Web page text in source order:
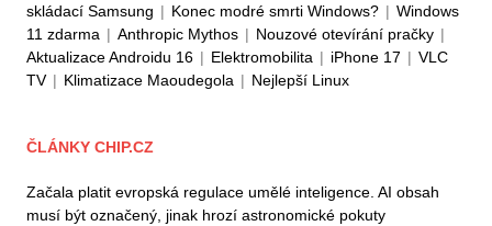
skládací Samsung | Konec modré smrti Windows? | Windows
11 zdarma | Anthropic Mythos | Nouzové otevírání pračky |
Aktualizace Androidu 16 | Elektromobilita | iPhone 17 | VLC
TV | Klimatizace Maoudegola | Nejlepší Linux
ČLÁNKY CHIP.CZ
Začala platit evropská regulace umělé inteligence. AI obsah
musí být označený, jinak hrozí astronomické pokuty